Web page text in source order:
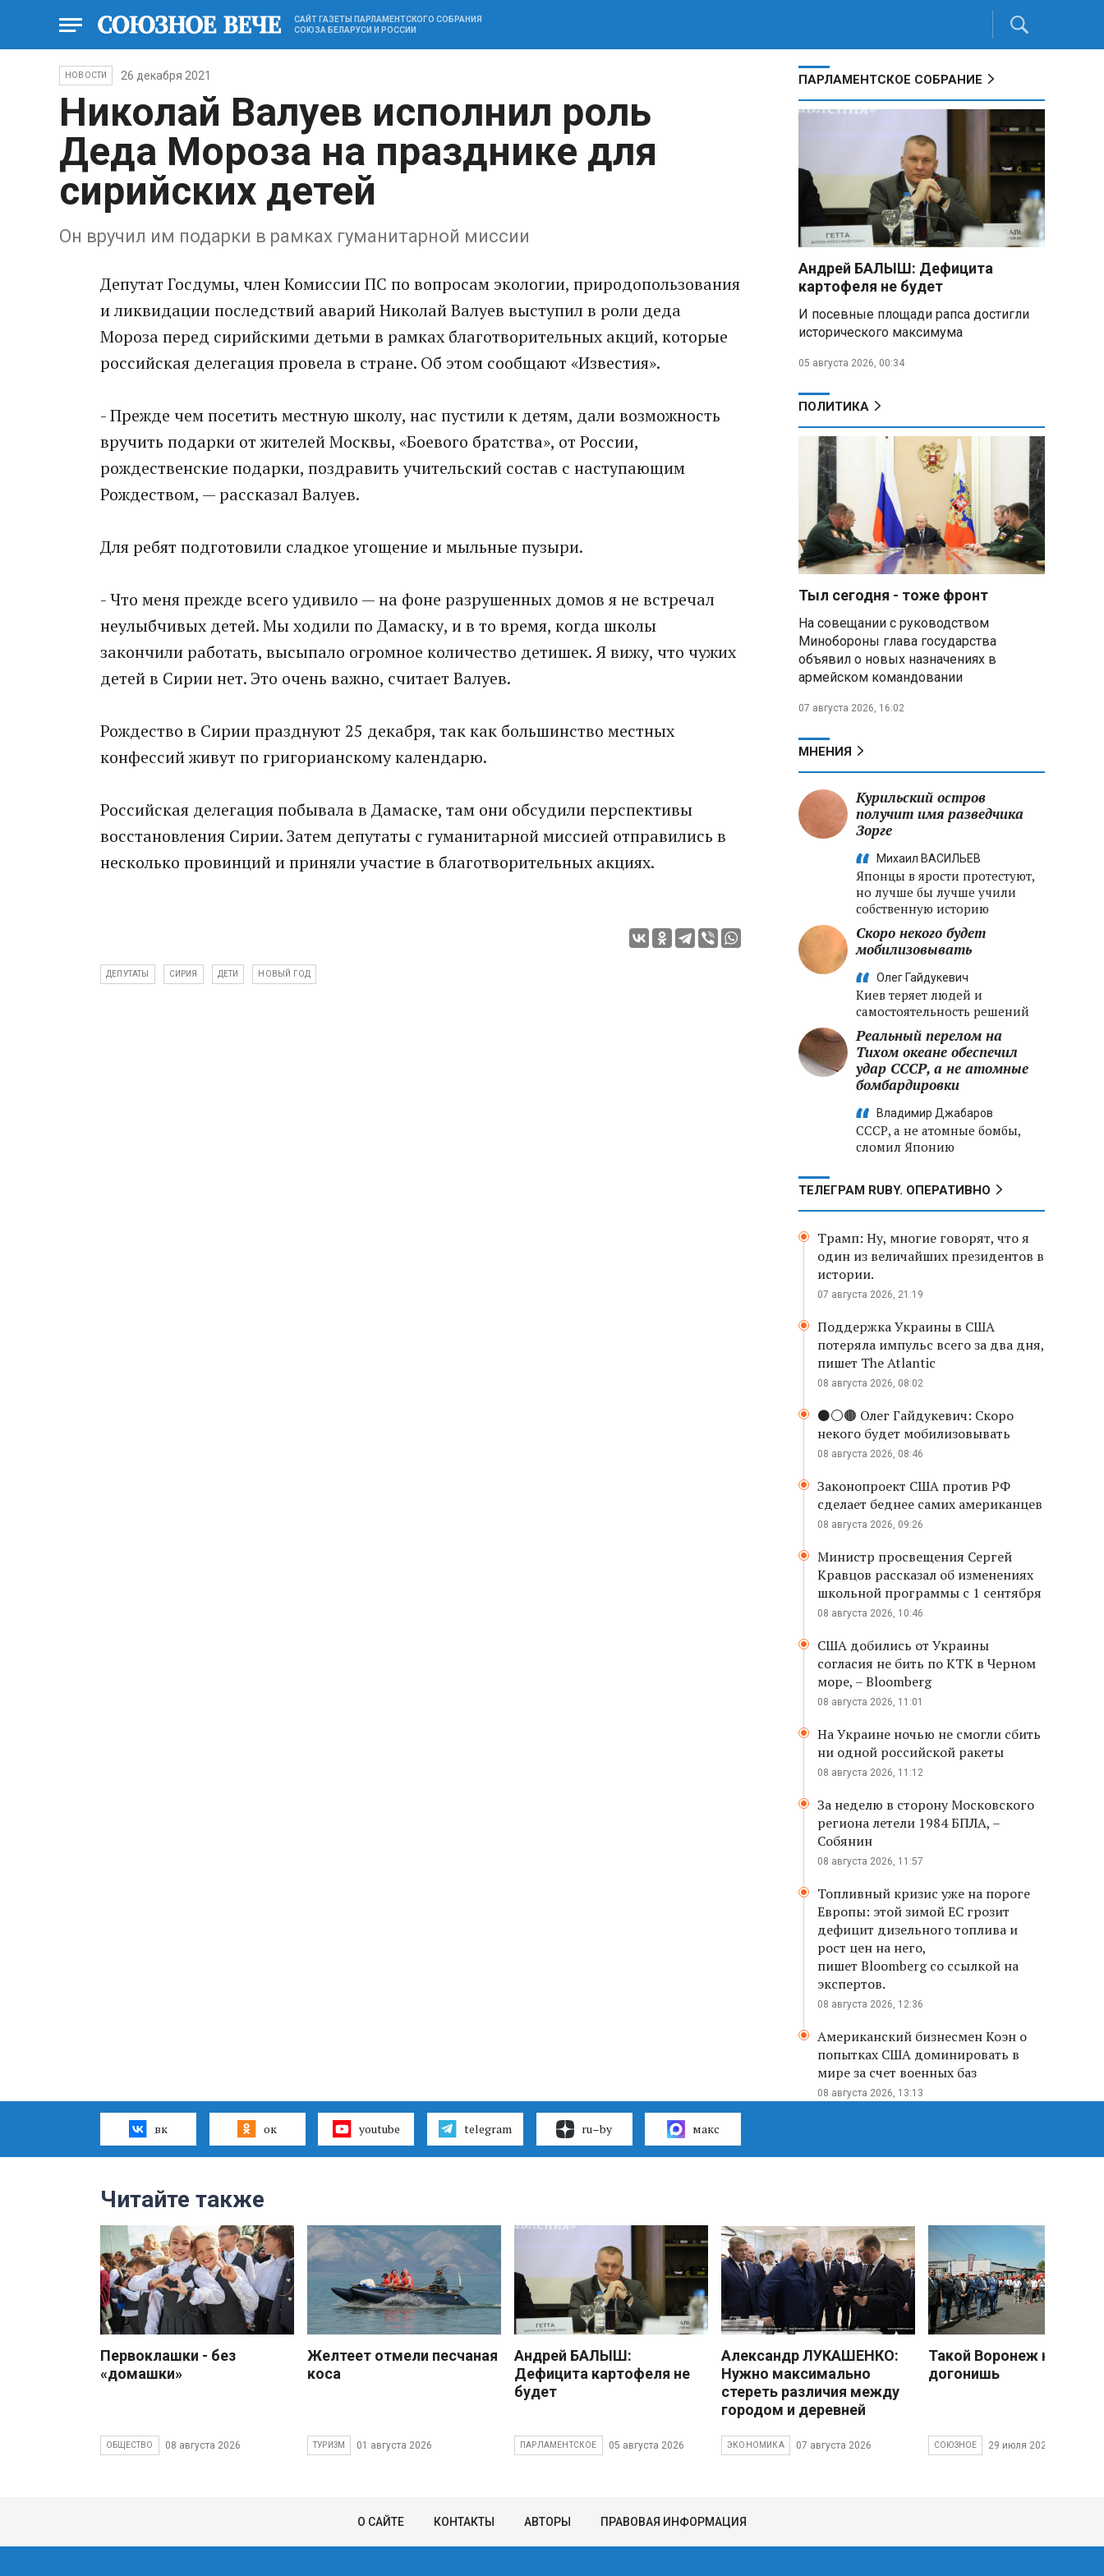
САЙТ ГАЗЕТЫ ПАРЛАМЕНТСКОГО СОБРАНИЯ
СОЮЗА БЕЛАРУСИ И РОССИИ
НОВОСТИ 26 декабря 2021
Николай Валуев исполнил роль
Деда Мороза на празднике для
сирийских детей
Он вручил им подарки в рамках гуманитарной миссии
Депутат Госдумы, член Комиссии ПС по вопросам экологии, природопользования
и ликвидации последствий аварий Николай Валуев выступил в роли деда
Мороза перед сирийскими детьми в рамках благотворительных акций, которые
российская делегация провела в стране. Об этом сообщают «Известия».
- Прежде чем посетить местную школу, нас пустили к детям, дали возможность
вручить подарки от жителей Москвы, «Боевого братства», от России,
рождественские подарки, поздравить учительский состав с наступающим
Рождеством, — рассказал Валуев.
Для ребят подготовили сладкое угощение и мыльные пузыри.
- Что меня прежде всего удивило — на фоне разрушенных домов я не встречал
неулыбчивых детей. Мы ходили по Дамаску, и в то время, когда школы
закончили работать, высыпало огромное количество детишек. Я вижу, что чужих
детей в Сирии нет. Это очень важно, считает Валуев.
Рождество в Сирии празднуют 25 декабря, так как большинство местных
конфессий живут по григорианскому календарю.
Российская делегация побывала в Дамаске, там они обсудили перспективы
восстановления Сирии. Затем депутаты с гуманитарной миссией отправились в
несколько провинций и приняли участие в благотворительных акциях.
ДЕПУТАТЫ СИРИЯ ДЕТИ НОВЫЙ ГОД
ПАРЛАМЕНТСКОЕ СОБРАНИЕ
Андрей БАЛЫШ: Дефицита
картофеля не будет
И посевные площади рапса достигли
исторического максимума
05 августа 2026, 00:34
ПОЛИТИКА
Тыл сегодня - тоже фронт
На совещании с руководством
Минобороны глава государства
объявил о новых назначениях в
армейском командовании
07 августа 2026, 16:02
МНЕНИЯ
Курильский остров
получит имя разведчика
Зорге
Михаил ВАСИЛЬЕВ
Японцы в ярости протестуют,
но лучше бы лучше учили
собственную историю
Скоро некого будет
мобилизовывать
Олег Гайдукевич
Киев теряет людей и
самостоятельность решений
Реальный перелом на
Тихом океане обеспечил
удар СССР, а не атомные
бомбардировки
Владимир Джабаров
СССР, а не атомные бомбы,
сломил Японию
ТЕЛЕГРАМ RUBY. ОПЕРАТИВНО
Трамп: Ну, многие говорят, что я
один из величайших президентов в
истории.
07 августа 2026, 21:19
Поддержка Украины в США
потеряла импульс всего за два дня,
пишет The Atlantic
08 августа 2026, 08:02
⚫️⚪️🟤 Олег Гайдукевич: Скоро
некого будет мобилизовывать
08 августа 2026, 08:46
Законопроект США против РФ
сделает беднее самих американцев
08 августа 2026, 09:26
Министр просвещения Сергей
Кравцов рассказал об изменениях
школьной программы с 1 сентября
08 августа 2026, 10:46
США добились от Украины
согласия не бить по КТК в Черном
море, – Bloomberg
08 августа 2026, 11:01
На Украине ночью не смогли сбить
ни одной российской ракеты
08 августа 2026, 11:12
За неделю в сторону Московского
региона летели 1984 БПЛА, –
Собянин
08 августа 2026, 11:57
Топливный кризис уже на пороге
Европы: этой зимой ЕС грозит
дефицит дизельного топлива и
рост цен на него,
пишет Bloomberg со ссылкой на
экспертов.
08 августа 2026, 12:36
Американский бизнесмен Коэн о
попытках США доминировать в
мире за счет военных баз
08 августа 2026, 13:13
вк ок youtube telegram ru–by макс
Читайте также
Первоклашки - без
«домашки»
ОБЩЕСТВО 08 августа 2026
Желтеет отмели песчаная
коса
ТУРИЗМ 01 августа 2026
Андрей БАЛЫШ:
Дефицита картофеля не
будет
ПАРЛАМЕНТСКОЕ 05 августа 2026
Александр ЛУКАШЕНКО:
Нужно максимально
стереть различия между
городом и деревней
ЭКОНОМИКА 07 августа 2026
Такой Воронеж не
догонишь
СОЮЗНОЕ 29 июля 2026
О САЙТЕ КОНТАКТЫ АВТОРЫ ПРАВОВАЯ ИНФОРМАЦИЯ